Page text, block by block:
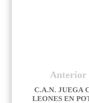
Anterior
C.A.N. JUEGA
LEONES EN